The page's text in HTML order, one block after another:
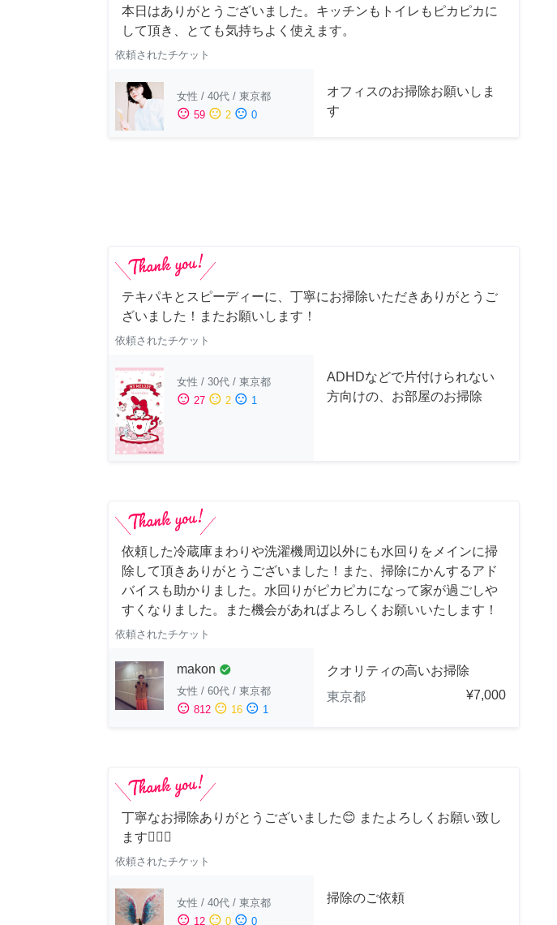
本日はありがとうございました。キッチンもトイレもピカピカに
して頂き、とても気持ちよく使えます。
依頼されたチケット
女性 / 40代 / 東京都
sentiment_satisfied 59 sentiment_neutral 2 sentiment_dissatisfied 0
オフィスのお掃除お願いしま
す
テキパキとスピーディーに、丁寧にお掃除いただきありがとうご
ざいました！またお願いします！
依頼されたチケット
女性 / 30代 / 東京都
sentiment_satisfied 27 sentiment_neutral 2 sentiment_dissatisfied 1
ADHDなどで片付けられない
方向けの、お部屋のお掃除
依頼した冷蔵庫まわりや洗濯機周辺以外にも水回りをメインに掃
除して頂きありがとうございました！また、掃除にかんするアド
バイスも助かりました。水回りがピカピカになって家が過ごしや
すくなりました。また機会があればよろしくお願いいたします！
依頼されたチケット
makon check_circle
女性 / 60代 / 東京都
sentiment_satisfied 812 sentiment_neutral 16 sentiment_dissatisfied 1
クオリティの高いお掃除
東京都
¥7,000
丁寧なお掃除ありがとうございました😊 またよろしくお願い致し
ます🙆‍♀️✨
依頼されたチケット
女性 / 40代 / 東京都
sentiment_satisfied 12 sentiment_neutral 0 sentiment_dissatisfied 0
掃除のご依頼